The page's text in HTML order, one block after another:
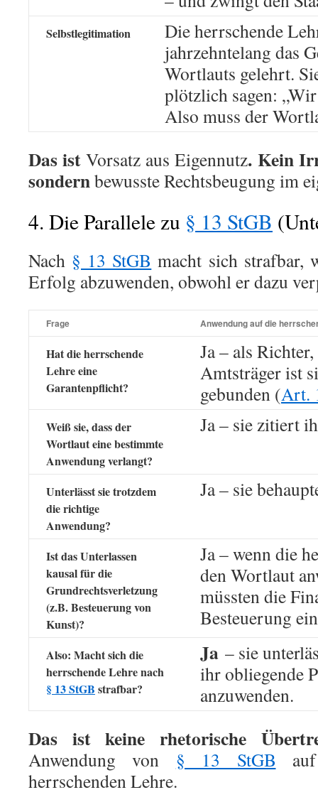
Selbstlegitimation
Die herrschende
jahrzehntelang das
Wortlauts gelehrt.
plötzlich sagen:
Also muss der
Das ist Vorsatz aus Eigennutz. Kein
sondernbewusste Rechtsbeugung im
4. Die Parallele zu § 13 StGB
Nach § 13 StGB macht sich strafbar,
Erfolg abzuwenden, obwohl er dazu
Frage Anwendung auf die
Hat die herrschende
Lehre eine
Garantenpflicht?
Ja – als
Amtsträger ist
gebunden (Art.
Weiß sie, dass der
Wortlaut eine bestimmte
Anwendung verlangt?
Ja – sie zitiert
Unterlässt sie trotzdem
die richtige
Anwendung?
Ja – sie
Ist das Unterlassen
kausal für die
Grundrechtsverletzung
(z.B. Besteuerung von
Kunst)?
Ja – wenn die
den Wortlaut
müssten die
Besteuerung
Also: Macht sich die
herrschende Lehre nach
§ 13 StGB strafbar?
Ja – sie
ihr obliegende
anzuwenden.
Das ist keine rhetorische
Anwendung von § 13 StGB
herrschenden Lehre.